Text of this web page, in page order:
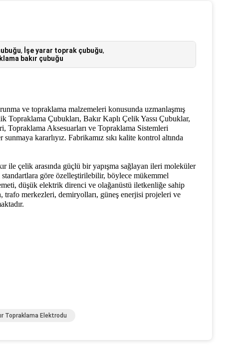
, İşe yarar toprak çubuğu,
bakır çubuğu
ve topraklama malzemeleri konusunda uzmanlaşmış
Topraklama Çubukları, Bakır Kaplı Çelik Yassı Çubuklar,
Aksesuarları ve Topraklama Sistemleri
kararlıyız. Fabrikamız sıkı kalite kontrol altında
ile çelik arasında güçlü bir yapışma sağlayan ileri moleküler
standartlara göre özelleştirilebilir, böylece mükemmel
düşük elektrik direnci ve olağanüstü iletkenliğe sahip
trafo merkezleri, demiryolları, güneş enerjisi projeleri ve
Topraklama Elektrodu